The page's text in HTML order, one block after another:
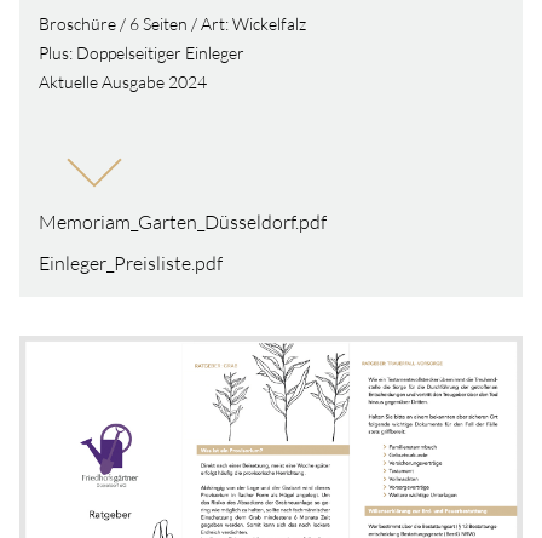
Broschüre / 6 Seiten / Art: Wickelfalz
Plus: Doppelseitiger Einleger
Aktuelle Ausgabe 2024
Memoriam_Garten_Düsseldorf.pdf
Einleger_Preisliste.pdf